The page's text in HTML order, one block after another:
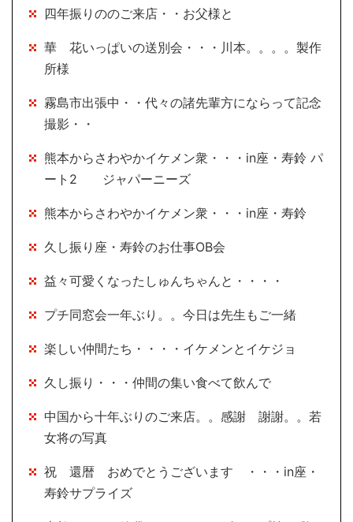
四年振りののご来店・・お父様と
華 花いっぱいの送別会・・・川本。。。。製作
所様
霧島市出張中・・代々の諸先輩方にならって記念
撮影・・
熊本からさわやかイケメン衆・・・in座・寿鈴 パ
ート2 ジャパーニーズ
熊本からさわやかイケメン衆・・・in座・寿鈴
久し振り座・寿鈴のお仕事OB会
益々可愛くなったしゅんちゃんと・・・・
プチ同窓会一年ぶり。。今日は先生もご一緒
楽しい仲間たち・・・・イケメンとイケジョ
久し振り・・・仲間の集い食べて飲んで
中国から十年ぶりのご来店。。感謝 謝謝。。若
女将の写真
祝 還暦 おめでとうございます ・・・in座・
寿鈴サプライズ